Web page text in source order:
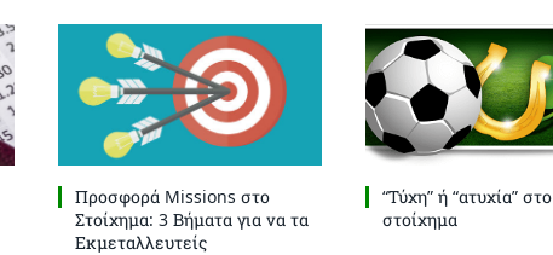
Προσφορά Missions στο
Στοίχημα: 3 Βήματα για να τα
Εκμεταλλευτείς
“Τύχη” ή “ατυχία” στο
στοίχημα